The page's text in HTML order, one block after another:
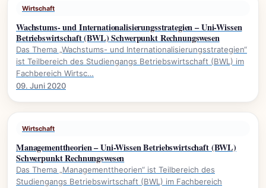
Wirtschaft
Wachstums- und Internationalisierungsstrategien – Uni-Wissen
Betriebswirtschaft (BWL) Schwerpunkt Rechnungswesen
Das Thema „Wachstums- und Internationalisierungsstrategien“
ist Teilbereich des Studiengangs Betriebswirtschaft (BWL) im
Fachbereich Wirtsc…
09. Juni 2020
Wirtschaft
Managementtheorien – Uni-Wissen Betriebswirtschaft (BWL)
Schwerpunkt Rechnungswesen
Das Thema „Managementtheorien“ ist Teilbereich des
Studiengangs Betriebswirtschaft (BWL) im Fachbereich